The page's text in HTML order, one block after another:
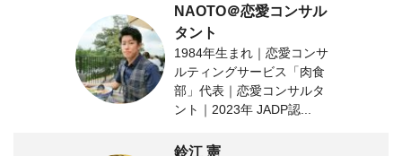
NAOTO＠恋愛コンサル
タント
1984年生まれ｜恋愛コンサ
ルティングサービス「肉食
部」代表｜恋愛コンサルタ
ント｜2023年 JADP認...
鈴江 憲